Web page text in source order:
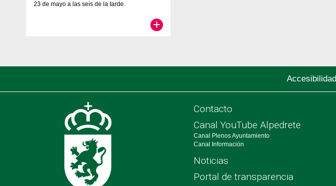
23 de mayo a las seis de la tarde.
+
Accesibilidad
Contacto
Canal YouTube Alpedrete
Canal Plenos Ayuntamiento
Canal Información
Noticias
Portal de transparencia